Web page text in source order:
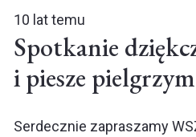
10 lat temu
Spotkanie
i piesze
Serdecznie zapraszamy